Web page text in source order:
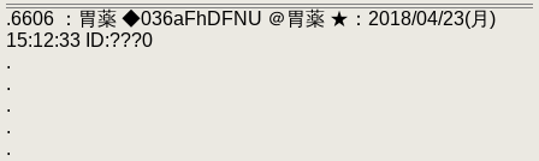
.6606 ：胃薬 ◆036aFhDFNU ＠胃薬 ★：2018/04/23(月)
15:12:33 ID:???0
.
.
.
.
.